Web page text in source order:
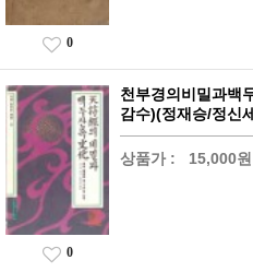
0
천부경의비밀과백
감수)(정재승/정신
상품가 : 15,000원
0